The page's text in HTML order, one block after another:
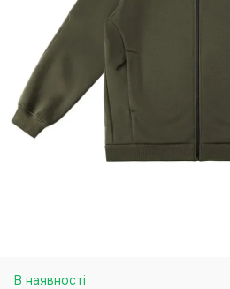
В наявності